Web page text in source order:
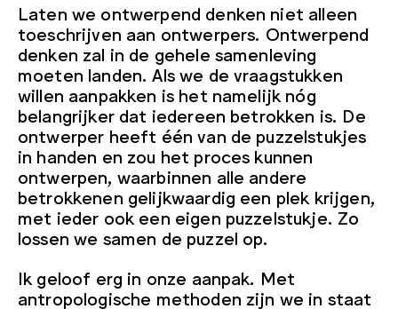
Laten we ontwerpend denken niet alleen
toeschrijven aan ontwerpers. Ontwerpend
denken zal in de gehele samenleving
moeten landen. Als we de vraagstukken
willen aanpakken is het namelijk nóg
belangrijker dat iedereen betrokken is. De
ontwerper heeft één van de puzzelstukjes
in handen en zou het proces kunnen
ontwerpen, waarbinnen alle andere
betrokkenen gelijkwaardig een plek krijgen,
met ieder ook een eigen puzzelstukje. Zo
lossen we samen de puzzel op.
Ik geloof erg in onze aanpak. Met
antropologische methoden zijn we in staat